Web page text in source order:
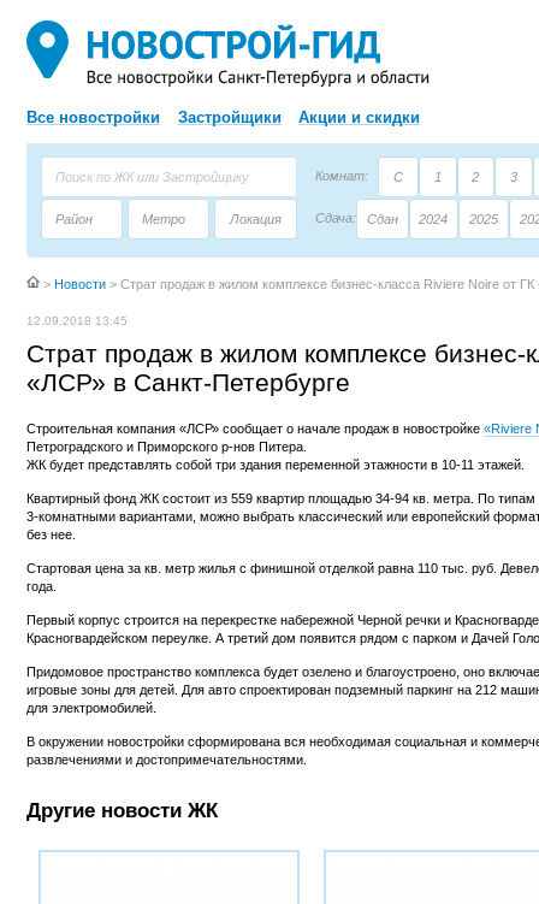
Все новостройки Застройщики Акции и скидки
Комнат: С 1 2 3
Район Метро Локация Сдача: Сдан 2024 2025
> Новости > Страт продаж в жилом комплексе бизнес-класса Riviere Noire от
12.09.2018 13:45
Страт продаж в жилом комплексе бизнес-
«ЛСР» в Санкт-Петербурге
Строительная компания «ЛСР» сообщает о начале продаж в новостройке«Riviere
Петроградского и Приморского р-нов Питера.
ЖК будет представлять собой три здания переменной этажности в 10-11 этажей.
Квартирный фонд ЖК состоит из 559 квартир площадью 34-94 кв. метра. По
3-комнатными вариантами, можно выбрать классический или европейский
без нее.
Стартовая цена за кв. метр жилья с финишной отделкой равна 110 тыс. руб.
года.
Первый корпус строится на перекрестке набережной Черной речки и
Красногвардейском переулке. А третий дом появится рядом с парком и Дачей
Придомовое пространство комплекса будет озелено и благоустроено, оно
игровые зоны для детей. Для авто спроектирован подземный паркинг на 212
для электромобилей.
В окружении новостройки сформирована вся необходимая социальная и
развлечениями и достопримечательностями.
Другие новости ЖК